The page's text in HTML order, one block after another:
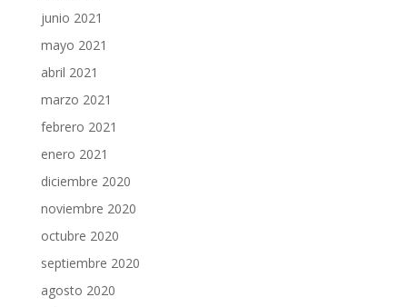
junio 2021
mayo 2021
abril 2021
marzo 2021
febrero 2021
enero 2021
diciembre 2020
noviembre 2020
octubre 2020
septiembre 2020
agosto 2020